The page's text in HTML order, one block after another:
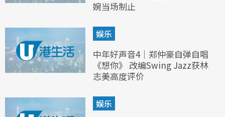
婉当场制止
娱乐
中年好声音4｜郑仲豪自弹自唱
《想你》 改编Swing Jazz获林
志美高度评价
娱乐